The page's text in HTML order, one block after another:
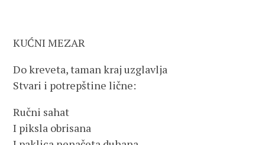
KUĆNI MEZAR
Do kreveta, taman kraj uzglavlja
Stvari i potrepštine lične:
Ručni sahat
I piksla obrisana